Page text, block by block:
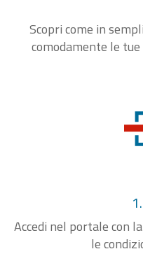
Scopri come in
comodamente le
Accedi nel portale con
le